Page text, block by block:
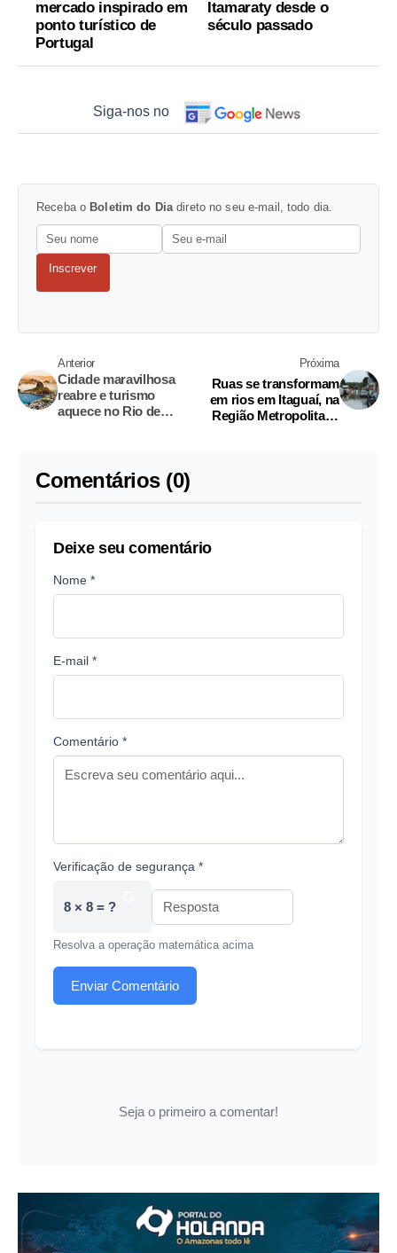
mercado inspirado em
ponto turístico de
Portugal
Itamaraty desde o
século passado
Siga-nos no
Receba o Boletim do Diadireto no seu e-mail, todo dia.
Inscrever
Anterior
Cidade maravilhosa
reabre e turismo
aquece no Rio de
Próxima
Ruas se transformam
em rios em Itaguaí, na
Região Metropolitana
Comentários (0)
Deixe seu comentário
Nome *
E-mail *
Comentário *
Verificação de segurança *
8 × 8 = ?
Resolva a operação matemática acima
Enviar Comentário
Seja o primeiro a comentar!